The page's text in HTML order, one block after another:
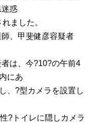
惑
ました。
、甲斐健彦容疑者
は、今?10?の午前4
にあ
、?型カメラを設置し
?トイレに隠しカメラ